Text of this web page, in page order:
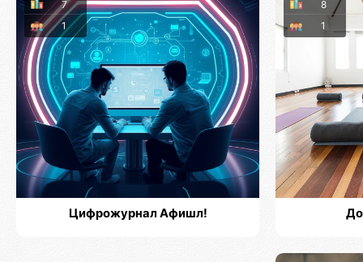
1
7
Цифрожурнал Афишл!
1
8